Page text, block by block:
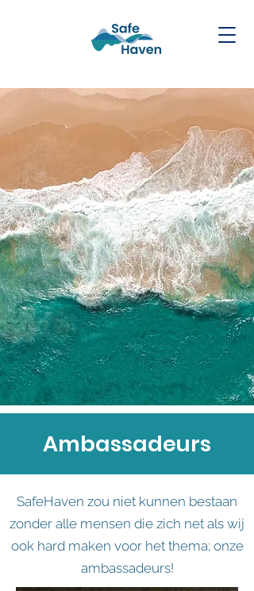
Ambassadeurs
SafeHaven zou niet kunnen bestaan
zonder alle mensen die zich net als wij
ook hard maken voor het thema; onze
ambassadeurs!